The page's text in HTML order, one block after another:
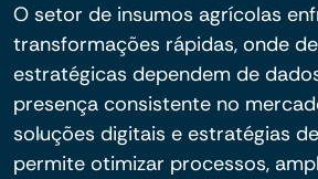
O setor de insumos agrícolas
transformações rápidas, onde
estratégicas dependem de
presença consistente no
soluções digitais e estratégias
permite otimizar processos,